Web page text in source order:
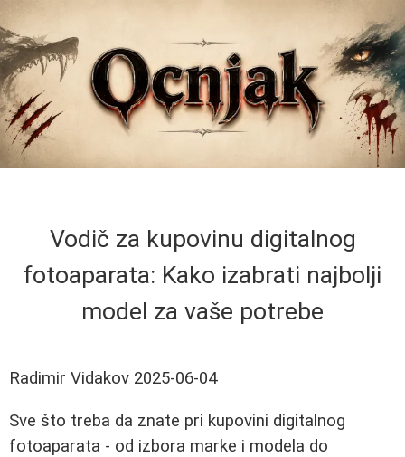
Vodič za kupovinu digitalnog
fotoaparata: Kako izabrati najbolji
model za vaše potrebe
Radimir Vidakov 2025-06-04
Sve što treba da znate pri kupovini digitalnog
fotoaparata - od izbora marke i modela do